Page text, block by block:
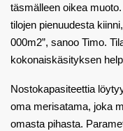
täsmälleen oikea
tilojen pienuudesta
000m2”, sanoo Timo.
kokonaiskäsityksen
Nostokapasiteettia
oma merisatama, joka
omasta pihasta.